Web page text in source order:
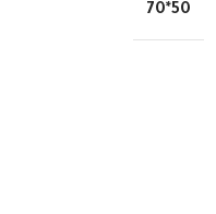
50*70